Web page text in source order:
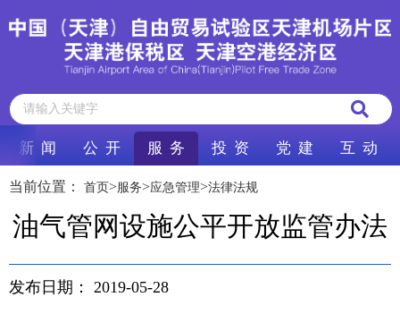
新 闻 公 开 服 务 投 资 党 建 互 动
当前位置： 首页>服务>应急管理>法律法规
油气管网设施公平开放监管办法
发布日期： 2019-05-28